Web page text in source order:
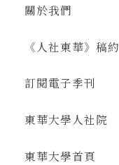
關於我們
《人社東華》稿約
訂閱電子季刊
東華大學人社院
東華大學首頁